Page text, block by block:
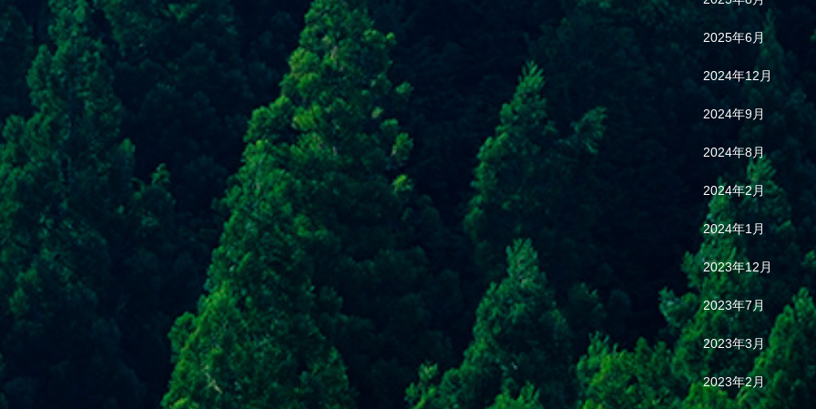
2025年6月
2024年12月
2024年9月
2024年8月
2024年2月
2024年1月
2023年12月
2023年7月
2023年3月
2023年2月